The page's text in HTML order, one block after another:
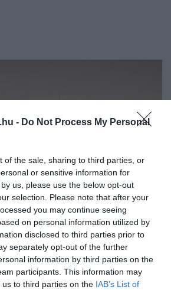
- Do Not Process My Personal
of the sale, sharing to third parties, or
or sensitive information for
us, please use the below opt-out
selection. Please note that after your
you may continue seeing
on personal information utilized by
disclosed to third parties prior to
separately opt-out of the further
information by third parties on the
participants. This information may
to third parties on the IAB’s List of
ÉS GYÉMÁNT